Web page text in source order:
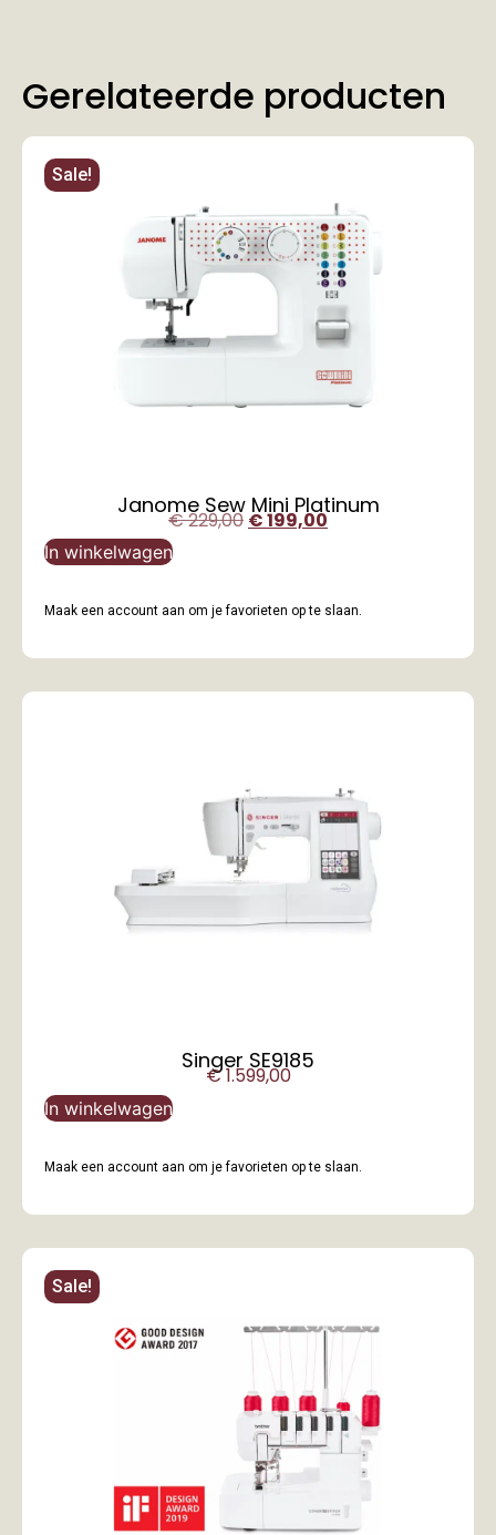
Gerelateerde producten
Sale!
Janome Sew Mini Platinum
€229,00 €199,00
In winkelwagen
Maak een account aan om je favorieten op te slaan.
Singer SE9185
€1.599,00
In winkelwagen
Maak een account aan om je favorieten op te slaan.
Sale!